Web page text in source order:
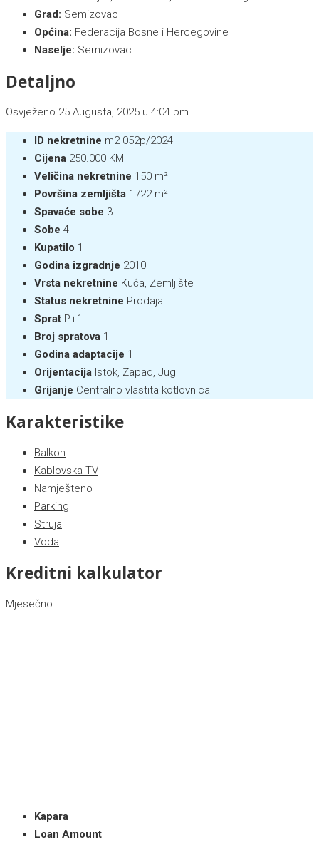
Grad: Semizovac
Općina: Federacija Bosne i Hercegovine
Naselje: Semizovac
Detaljno
Osvježeno 25 Augusta, 2025 u 4:04 pm
ID nekretnine m2 052p/2024
Cijena 250.000 KM
Veličina nekretnine 150 m²
Površina zemljišta 1722 m²
Spavaće sobe 3
Sobe 4
Kupatilo 1
Godina izgradnje 2010
Vrsta nekretnine Kuća, Zemljište
Status nekretnine Prodaja
Sprat P+1
Broj spratova 1
Godina adaptacije 1
Orijentacija Istok, Zapad, Jug
Grijanje Centralno vlastita kotlovnica
Karakteristike
Balkon
Kablovska TV
Namješteno
Parking
Struja
Voda
Kreditni kalkulator
Mjesečno
Kapara
Loan Amount